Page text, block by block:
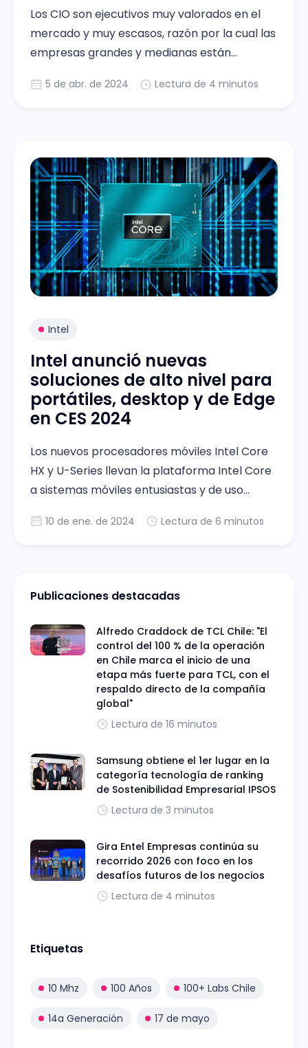
Los CIO son ejecutivos muy valorados en el
mercado y muy escasos, razón por la cual las
empresas grandes y medianas están
tenerlos en sus filas
5 de abr. de 2024 Lectura de 4 minutos
Intel
Intel anunció nuevas
soluciones de alto nivel para
portátiles, desktop y de Edge
en CES 2024
Los nuevos procesadores móviles Intel Core
HX y U-Series llevan la plataforma Intel Core
a sistemas móviles entusiastas y de uso
gama de escritorio, alcanzando desde el
10 de ene. de 2024 Lectura de 6 minutos
Publicaciones destacadas
Alfredo Craddock de TCL Chile: "El
control del 100 % de la operación
en Chile marca el inicio de una
etapa más fuerte para TCL, con el
respaldo directo de la compañía
global"
Lectura de 16 minutos
Samsung obtiene el 1er lugar en la
categoría tecnología de ranking
de Sostenibilidad Empresarial IPSOS
Lectura de 3 minutos
Gira Entel Empresas continúa su
recorrido 2026 con foco en los
desafíos futuros de los negocios
Lectura de 4 minutos
Etiquetas
10 Mhz 100 Años 100+ Labs Chile
14a Generación 17 de mayo